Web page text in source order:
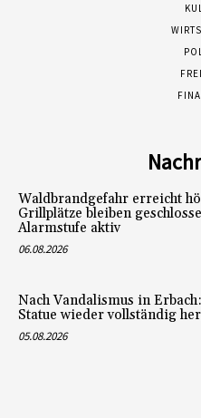
Waldbrandgefahr erreicht
Grillplätze bleiben
Alarmstufe aktiv
06.08.2026
Nach Vandalismus in
Statue wieder vollständig
05.08.2026